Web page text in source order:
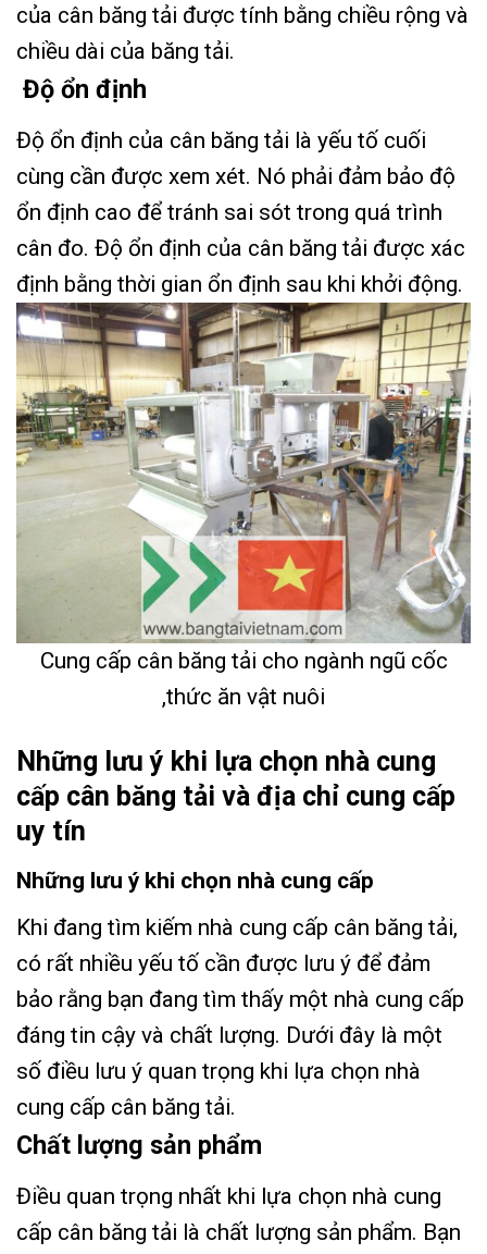
của cân băng tải được tính bằng chiều rộng và
chiều dài của băng tải.
Độ ổn định
Độ ổn định của cân băng tải là yếu tố cuối
cùng cần được xem xét. Nó phải đảm bảo độ
ổn định cao để tránh sai sót trong quá trình
cân đo. Độ ổn định của cân băng tải được xác
định bằng thời gian ổn định sau khi khởi động.
Cung cấp cân băng tải cho ngành ngũ cốc
,thức ăn vật nuôi
Những lưu ý khi lựa chọn nhà cung
cấp cân băng tải và địa chỉ cung cấp
uy tín
Những lưu ý khi chọn nhà cung cấp
Khi đang tìm kiếm nhà cung cấp cân băng tải,
có rất nhiều yếu tố cần được lưu ý để đảm
bảo rằng bạn đang tìm thấy một nhà cung cấp
đáng tin cậy và chất lượng. Dưới đây là một
số điều lưu ý quan trọng khi lựa chọn nhà
cung cấp cân băng tải.
Chất lượng sản phẩm
Điều quan trọng nhất khi lựa chọn nhà cung
cấp cân băng tải là chất lượng sản phẩm. Bạn